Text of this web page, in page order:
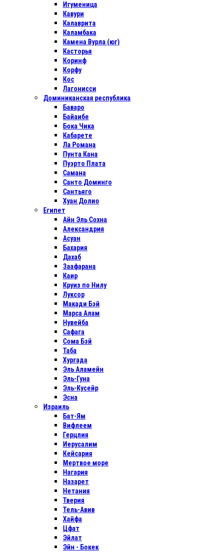
Игуменица
Кавури
Калаврита
Каламбака
Камена Вурла (юг)
Касторья
Коринф
Корфу
Кос
Лагонисси
Доминиканская республика
Баваро
Байаибе
Бока Чика
Кабарете
Ла Романа
Пунта Кана
Пуэрто Плата
Самана
Санто Доминго
Сантьяго
Хуан Долио
Египет
Айн Эль Сохна
Александрия
Асуан
Бахария
Дахаб
Заафарана
Каир
Круиз по Нилу
Луксор
Макади Бэй
Марса Алам
Нувейба
Сафага
Сома Бэй
Таба
Хургада
Эль Аламейн
Эль-Гуна
Эль-Кусейр
Эсна
Израиль
Бат-Ям
Вифлеем
Герцлия
Иерусалим
Кейсария
Мертвое море
Нагария
Назарет
Нетания
Тверия
Тель-Авив
Хайфа
Цфат
Эйлат
Эйн - Бокек